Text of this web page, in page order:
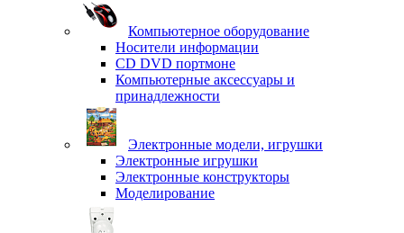
Компьютерное оборудование
Носители информации
CD DVD портмоне
Компьютерные аксессуары и
принадлежности
Электронные модели, игрушки
Электронные игрушки
Электронные конструкторы
Моделирование